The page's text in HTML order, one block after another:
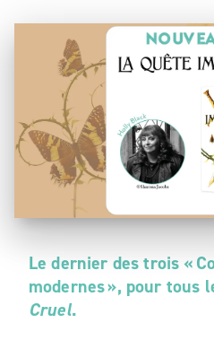
Le dernier des trois «
modernes», pour tous
Cruel.